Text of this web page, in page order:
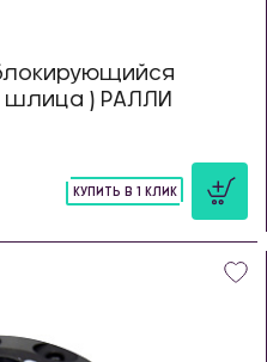
шлица ) РАЛЛИ
КУПИТЬ В 1 КЛИК